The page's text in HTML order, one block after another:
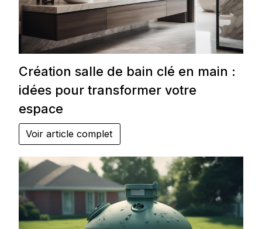
Création salle de bain clé en main :
idées pour transformer votre
espace
Voir article complet